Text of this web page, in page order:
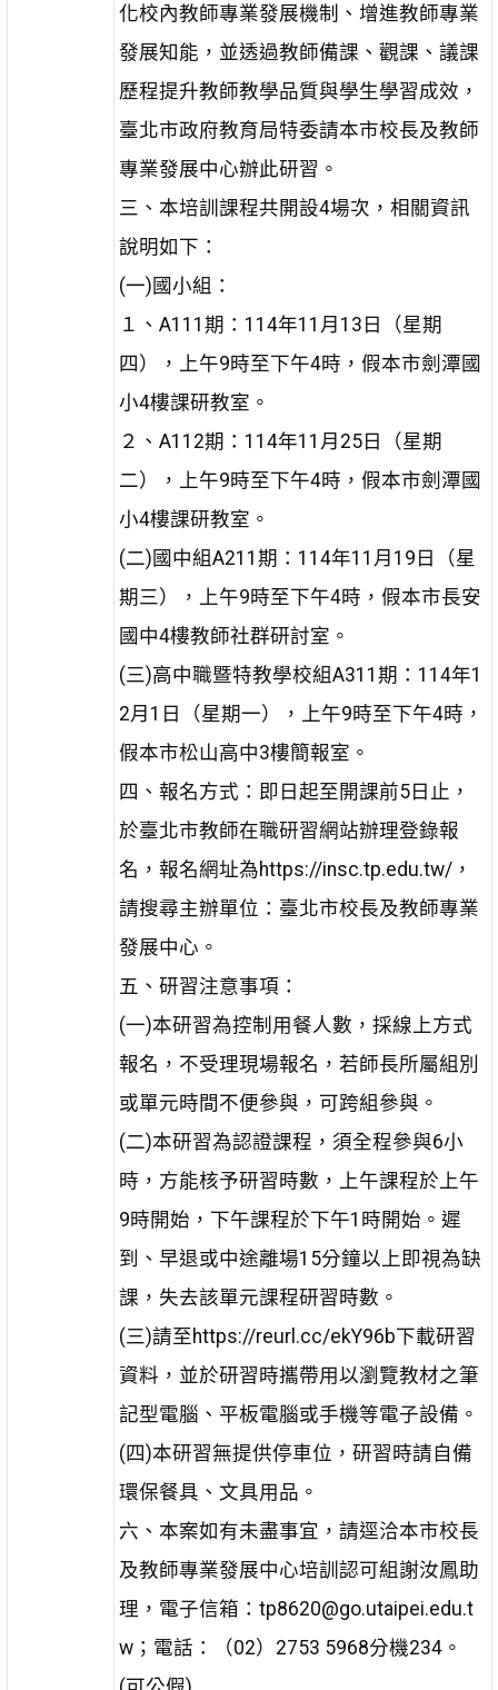
化校內教師專業發展機制、增進教師專業
發展知能，並透過教師備課、觀課、議課
歷程提升教師教學品質與學生學習成效，
臺北市政府教育局特委請本市校長及教師
專業發展中心辦此研習。
三、本培訓課程共開設4場次，相關資訊
說明如下：
(一)國小組：
１、A111期：114年11月13日（星期
四），上午9時至下午4時，假本市劍潭國
小4樓課研教室。
２、A112期：114年11月25日（星期
二），上午9時至下午4時，假本市劍潭國
小4樓課研教室。
(二)國中組A211期：114年11月19日（星
期三），上午9時至下午4時，假本市長安
國中4樓教師社群研討室。
(三)高中職暨特教學校組A311期：114年1
2月1日（星期一），上午9時至下午4時，
假本市松山高中3樓簡報室。
四、報名方式：即日起至開課前5日止，
於臺北市教師在職研習網站辦理登錄報
名，報名網址為https://insc.tp.edu.tw/，
請搜尋主辦單位：臺北市校長及教師專業
發展中心。
五、研習注意事項：
(一)本研習為控制用餐人數，採線上方式
報名，不受理現場報名，若師長所屬組別
或單元時間不便參與，可跨組參與。
(二)本研習為認證課程，須全程參與6小
時，方能核予研習時數，上午課程於上午
9時開始，下午課程於下午1時開始。遲
到、早退或中途離場15分鐘以上即視為缺
課，失去該單元課程研習時數。
(三)請至https://reurl.cc/ekY96b下載研習
資料，並於研習時攜帶用以瀏覽教材之筆
記型電腦、平板電腦或手機等電子設備。
(四)本研習無提供停車位，研習時請自備
環保餐具、文具用品。
六、本案如有未盡事宜，請逕洽本市校長
及教師專業發展中心培訓認可組謝汝鳳助
理，電子信箱：tp8620@go.utaipei.edu.t
w；電話：（02）2753 5968分機234。